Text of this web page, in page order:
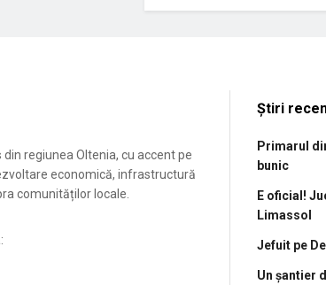
regiunea Oltenia, cu accent pe
economică, infrastructură
comunităților locale.
Știri
Primarul
bunic
E oficial!
Limassol
Jefuit pe
Un șantier